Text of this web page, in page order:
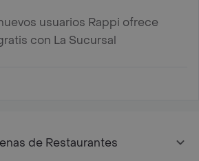
usuarios Rappi ofrece
con La Sucursal
de Restaurantes